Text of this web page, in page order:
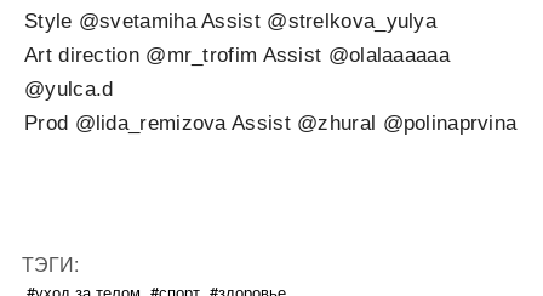
Style @svetamiha Assist @strelkova_yulya
Art direction @mr_trofim Assist @olalaaaaaa
@yulca.d
Prod @lida_remizova Assist @zhural @polinaprvina
ТЭГИ: